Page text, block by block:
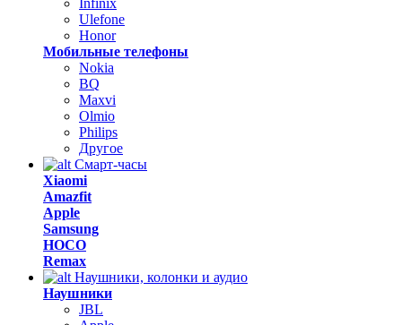
Infinix
Ulefone
Honor
Мобильные телефоны
Nokia
BQ
Maxvi
Olmio
Philips
Другое
Смарт-часы
Xiaomi
Amazfit
Apple
Samsung
HOCO
Remax
Наушники, колонки и аудио
Наушники
JBL